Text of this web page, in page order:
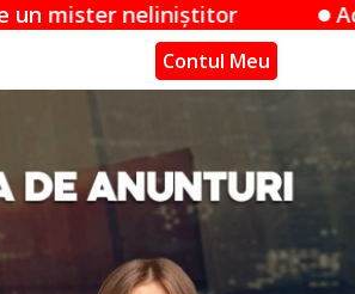
Acuzațiile Apple
Contul Meu